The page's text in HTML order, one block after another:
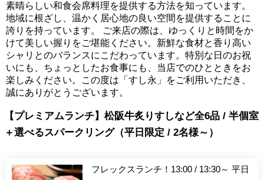
素晴らしい和食会席料理を提供する方法を知っています。
地域に根ざし、温かく居心地の良い空間を提供することに
誇りを持っています。 ご来店の際は、ゆっくりと時間をか
けて美しい握りをご堪能ください。新鮮な食材と香り高い
シャリとのバランスにこだわっています。特別な日のお祝
いにも、ちょっとしたお食事にも、当店でのひとときをお
楽しみください。この度は「すし永」をご利用いただき、
誠にありがとうございます。
【プレミアムランチ】松阪牛炙りすしなど全6品 / 半個室
＋選べるスパークリング（平日限定 / 2名様～）
フレックスランチ！13:00 / 13:30～ 平日